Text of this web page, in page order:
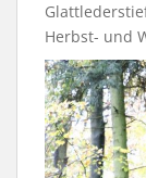
Herbst- und